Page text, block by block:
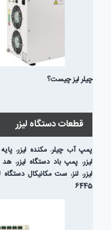
چیلر لیز چیست؟
قطعات دستگاه لیزر
پمپ آب چیلر،مکنده لیزر،
لیزر، پمپ باد دستگاه لیزر، هد
لیزر،لنز،ست مکانیکال دستگاه
6445